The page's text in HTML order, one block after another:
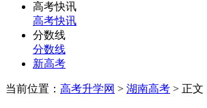
高考快讯
高考快讯
分数线
分数线
新高考
当前位置： 高考升学网 > 湖南高考 > 正文